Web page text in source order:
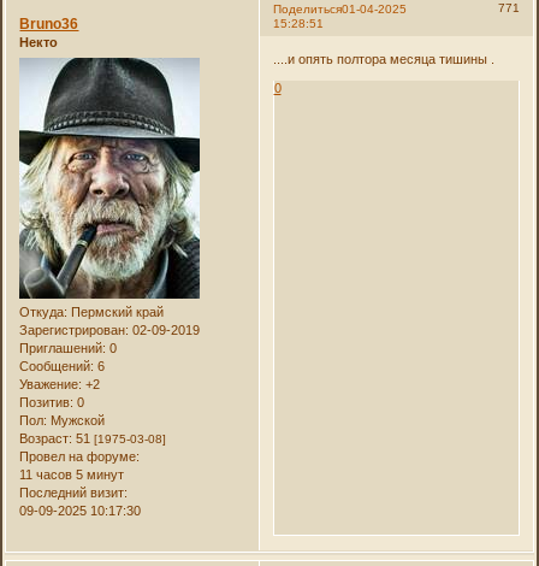
Поделиться 771
01-04-2025
15:28:51
Bruno36
Некто
Откуда: Пермский край
Зарегистрирован: 02-09-2019
Приглашений: 0
Сообщений: 6
Уважение: +2
Позитив: 0
Пол: Мужской
Возраст: 51[1975-03-08]
Провел на форуме:
11 часов 5 минут
Последний визит:
09-09-2025 10:17:30
....и опять полтора месяца тишины .
0